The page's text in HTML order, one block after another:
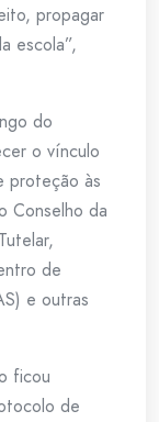
propagar
escola”,
do
o vínculo
proteção às
Conselho da
de
e outras
ficou
de